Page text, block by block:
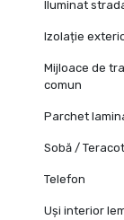
✅ Posibilitate
✅ Posibilitate de
și pentru
comison agentie.
Pentru mai multe
Iluminat
Izolație
Mijloace de
comun
Parchet
Sobă /
Telefon
Uși interior